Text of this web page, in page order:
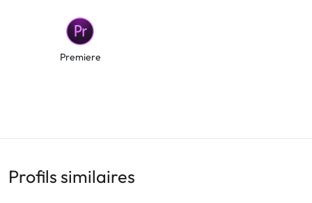
Premiere
Profils similaires